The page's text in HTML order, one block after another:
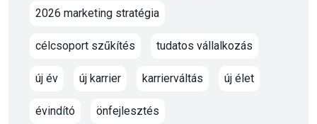
2026 marketing stratégia
célcsoport szűkítés tudatos vállalkozás
új év új karrier karrierváltás új élet
évindító önfejlesztés